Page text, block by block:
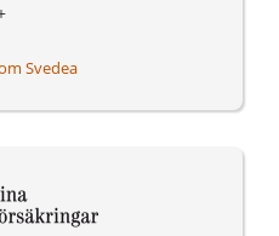
Svedea